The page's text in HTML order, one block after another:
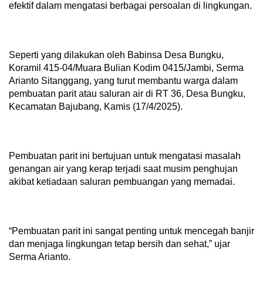
efektif dalam mengatasi berbagai persoalan di lingkungan.
Seperti yang dilakukan oleh Babinsa Desa Bungku,
Koramil 415-04/Muara Bulian Kodim 0415/Jambi, Serma
Arianto Sitanggang, yang turut membantu warga dalam
pembuatan parit atau saluran air di RT 36, Desa Bungku,
Kecamatan Bajubang, Kamis (17/4/2025).
Pembuatan parit ini bertujuan untuk mengatasi masalah
genangan air yang kerap terjadi saat musim penghujan
akibat ketiadaan saluran pembuangan yang memadai.
“Pembuatan parit ini sangat penting untuk mencegah banjir
dan menjaga lingkungan tetap bersih dan sehat,” ujar
Serma Arianto.